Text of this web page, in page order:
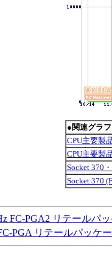
●関連グラフ
CPU主要製
CPU主要製
Socket 370
Socket 370
FC-PGA2 リテールパ
PGA リテールパッケ